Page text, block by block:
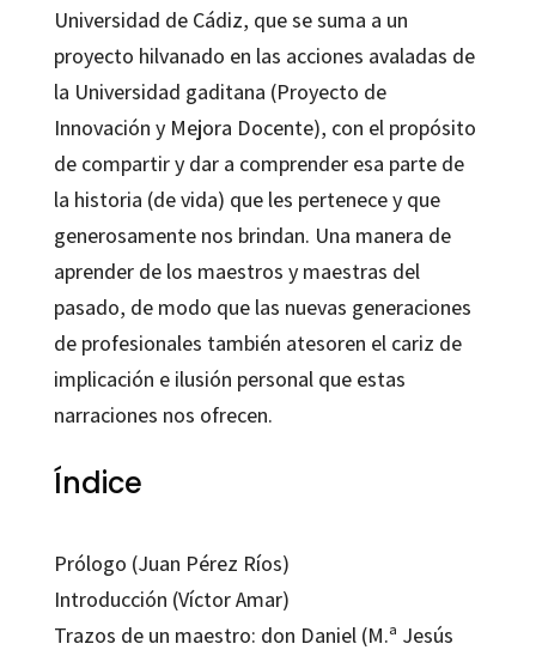
Universidad de Cádiz, que se suma a un
proyecto hilvanado en las acciones avaladas de
la Universidad gaditana (Proyecto de
Innovación y Mejora Docente), con el propósito
de compartir y dar a comprender esa parte de
la historia (de vida) que les pertenece y que
generosamente nos brindan. Una manera de
aprender de los maestros y maestras del
pasado, de modo que las nuevas generaciones
de profesionales también atesoren el cariz de
implicación e ilusión personal que estas
narraciones nos ofrecen.
Índice
Prólogo (Juan Pérez Ríos)
Introducción (Víctor Amar)
Trazos de un maestro: don Daniel (M.ª Jesús